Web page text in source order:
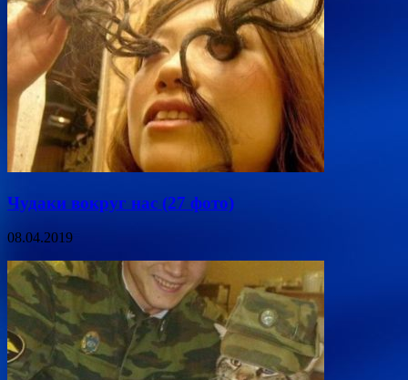
Чудаки вокруг нас (27 фото)
08.04.2019